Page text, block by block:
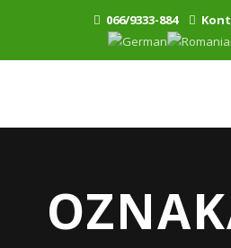
066/9333-884